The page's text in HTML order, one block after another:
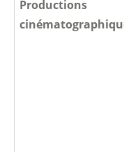
Productions